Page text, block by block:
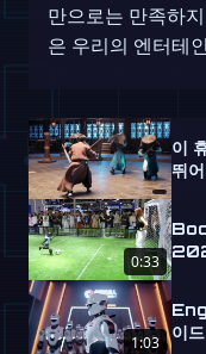
만으로는 만족하
은 우리의 엔터테
이
뛰
0:33
1:03
이